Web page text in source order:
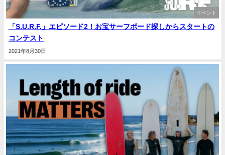
イベント
「S.U.R.F.」エピソード2！お宝サーフボード探しからスタートの
コンテスト
2021年8月30日